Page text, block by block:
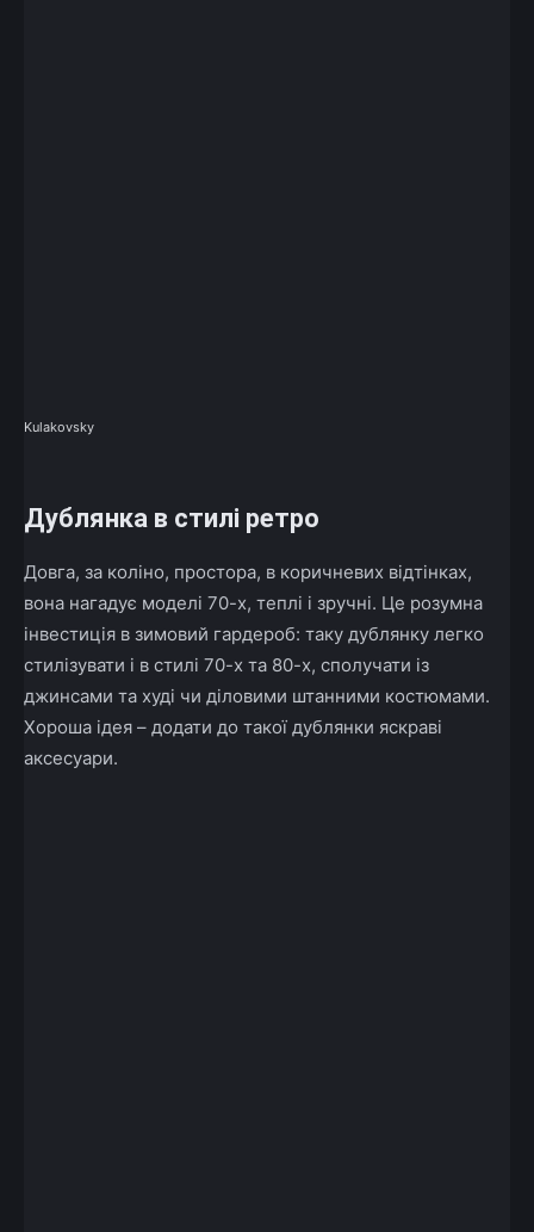
Kulakovsky
Дублянка в стилі ретро
Довга, за коліно, простора, в коричневих відтінках,
вона нагадує моделі 70-х, теплі і зручні. Це розумна
інвестиція в зимовий гардероб: таку дублянку легко
стилізувати і в стилі 70-х та 80-х, сполучати із
джинсами та худі чи діловими штанними костюмами.
Хороша ідея – додати до такої дублянки яскраві
аксесуари.